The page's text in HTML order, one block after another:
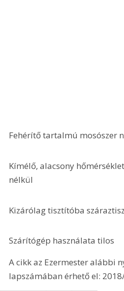
Fehérítő tartalmú mosószer
Kímélő, alacsony
nélkül
Kizárólag tisztítóba
Szárítógép használata tilos
A cikk az Ezermester alábbi
lapszámában érhető el: